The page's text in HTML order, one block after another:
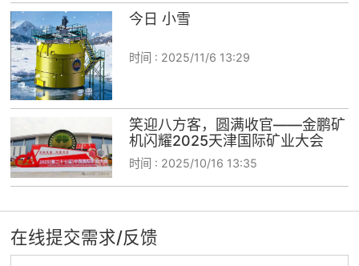
今日 小雪
时间 : 2025/11/6 13:29
笑迎八方客，圆满收官——金鹏矿
机闪耀2025天津国际矿业大会
时间 : 2025/10/16 13:35
在线提交需求/反馈